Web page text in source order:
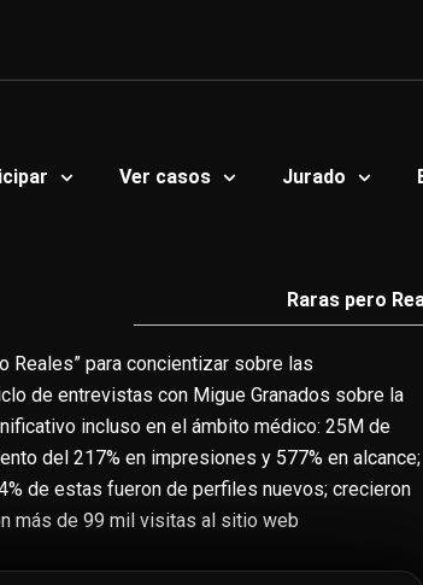
Ver casos Jurado
Raras pero
Reales” para concientizar sobre las
de entrevistas con Migue Granados sobre la
incluso en el ámbito médico: 25M de
del 217% en impresiones y 577% en alcance;
de estas fueron de perfiles nuevos; crecieron
más de 99 mil visitas al sitio web